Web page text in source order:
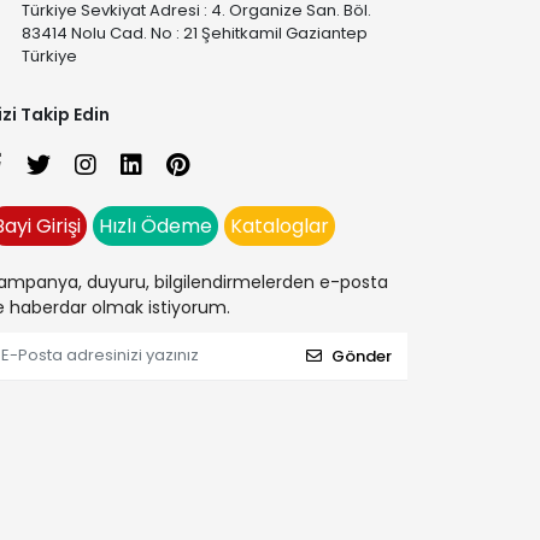
Türkiye Sevkiyat Adresi : 4. Organize San. Böl.
83414 Nolu Cad. No : 21 Şehitkamil Gaziantep
Türkiye
Takip Edin
Girişi Hızlı Ödeme Kataloglar
duyuru, bilgilendirmelerden e-posta
haberdar olmak istiyorum.
Gönder